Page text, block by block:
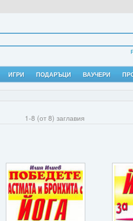
ИГРИ ПОДАРЪЦИ ВАУЧЕРИ
1-8 (от 8) заглавия